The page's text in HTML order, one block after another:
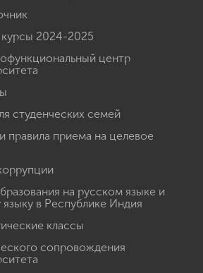
2024-2025
центр
студенческих семей
правила приема на целевое
на русском языке и
в Республике Индия
классы
сопровождения